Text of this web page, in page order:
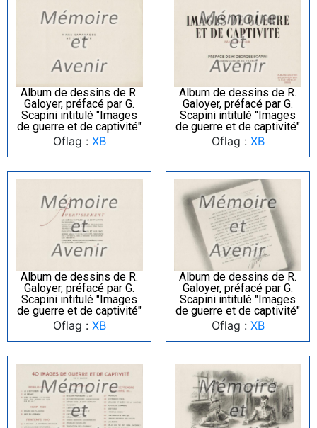
Album de dessins de R.
Galoyer, préfacé par G.
Scapini intitulé "Images
de guerre et de captivité"
Oflag : XB
Album de dessins de R.
Galoyer, préfacé par G.
Scapini intitulé "Images
de guerre et de captivité"
Oflag : XB
Album de dessins de R.
Galoyer, préfacé par G.
Scapini intitulé "Images
de guerre et de captivité"
Oflag : XB
Album de dessins de R.
Galoyer, préfacé par G.
Scapini intitulé "Images
de guerre et de captivité"
Oflag : XB